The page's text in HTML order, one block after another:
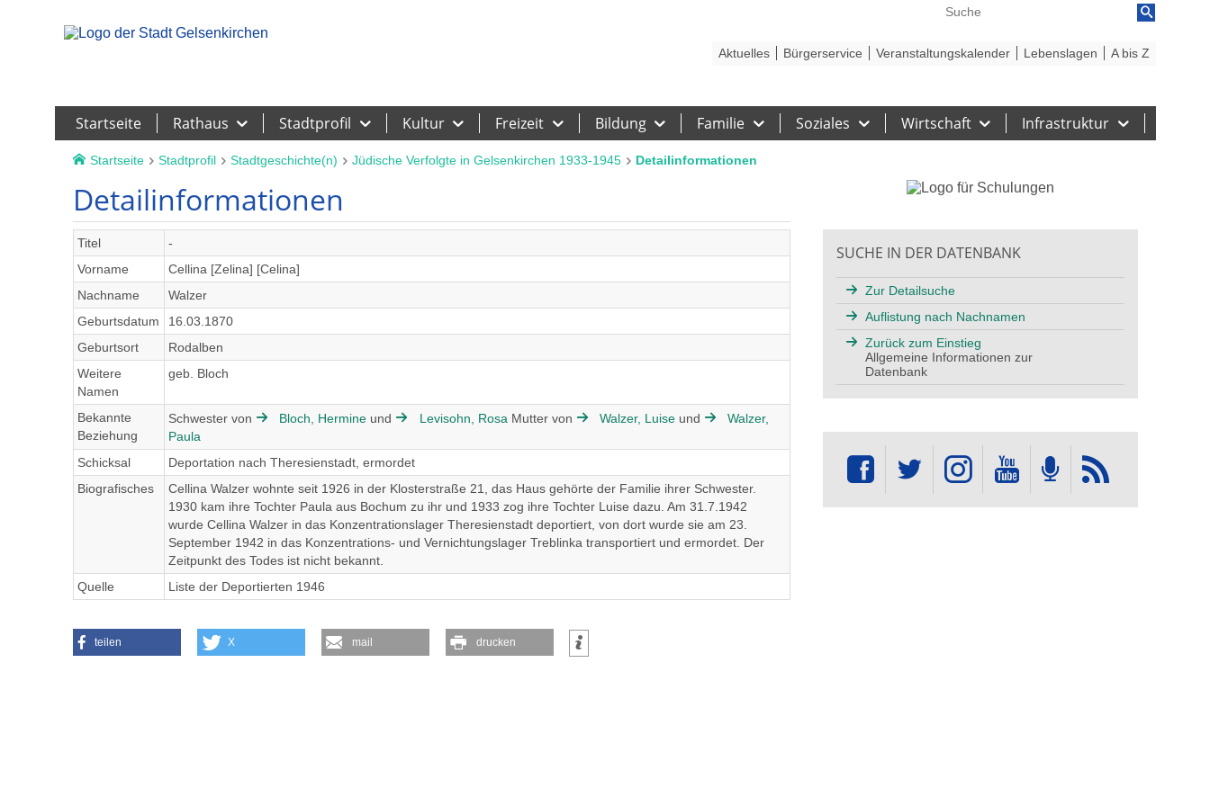
Startseite Rathaus Stadtprofil Kultur Freizeit Bildung Familie Soziales Wirtschaft Infrastruktur
Aktuelles Bürgerservice Veranstaltungskalender Lebenslagen A bis Z
Startseite Stadtprofil Stadtgeschichte(n) Jüdische Verfolgte in Gelsenkirchen 1933-1945 Detailinformationen
Detailinformationen
Titel
-
Vorname
Cellina [Zelina] [Celina]
Nachname
Walzer
Geburtsdatum
16.03.1870
Geburtsort
Rodalben
Weitere
Namen
geb. Bloch
Bekannte
Beziehung
Schwester von Bloch, Hermine und Levisohn, Rosa Mutter von Walzer, Luise und
Walzer,
Paula
Schicksal
Deportation nach Theresienstadt, ermordet
Biografisches
Cellina Walzer wohnte seit 1926 in der Klosterstraße 21, das Haus gehörte der Familie ihrer Schwester.
1930 kam ihre Tochter Paula aus Bochum zu ihr und 1933 zog ihre Tochter Luise dazu. Am 31.7.1942
wurde Cellina Walzer in das Konzentrationslager Theresienstadt deportiert, von dort wurde sie am 23.
September 1942 in das Konzentrations- und Vernichtungslager Treblinka transportiert und ermordet. Der
Zeitpunkt des Todes ist nicht bekannt.
Quelle
Liste der Deportierten 1946
teilen X mail drucken
SUCHE IN DER DATENBANK
Zur Detailsuche
Auflistung nach Nachnamen
Zurück zum Einstieg
Allgemeine Informationen zur
Datenbank